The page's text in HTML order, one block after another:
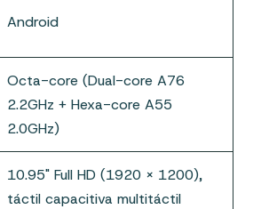
Android
Octa-core (Dual-core A76
2.2GHz + Hexa-core A55
2.0GHz)
10.95" Full HD (1920 x 1200),
táctil capacitiva multitáctil